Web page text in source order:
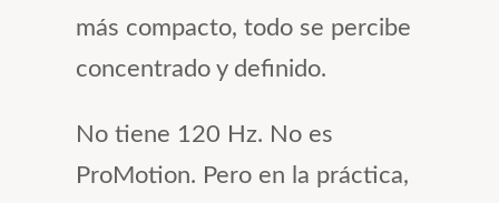
más compacto, todo se percibe
concentrado y definido.
No tiene 120 Hz. No es
ProMotion. Pero en la práctica,